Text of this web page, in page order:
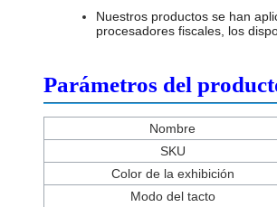
Nuestros productos se han
procesadores fiscales, los
Parámetros del
Nombre
SKU
Color de la exhibición
Modo del tacto